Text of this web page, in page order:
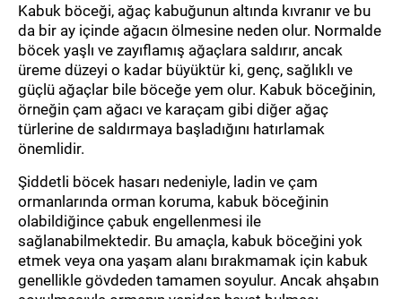
Kabuk böceği, ağaç kabuğunun altında kıvranır ve bu
da bir ay içinde ağacın ölmesine neden olur. Normalde
böcek yaşlı ve zayıflamış ağaçlara saldırır, ancak
üreme düzeyi o kadar büyüktür ki, genç, sağlıklı ve
güçlü ağaçlar bile böceğe yem olur. Kabuk böceğinin,
örneğin çam ağacı ve karaçam gibi diğer ağaç
türlerine de saldırmaya başladığını hatırlamak
önemlidir.
Şiddetli böcek hasarı nedeniyle, ladin ve çam
ormanlarında orman koruma, kabuk böceğinin
olabildiğince çabuk engellenmesi ile
sağlanabilmektedir. Bu amaçla, kabuk böceğini yok
etmek veya ona yaşam alanı bırakmamak için kabuk
genellikle gövdeden tamamen soyulur. Ancak ahşabın